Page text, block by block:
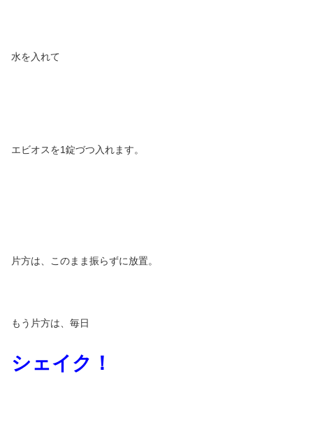
水を入れて
エビオスを1錠づつ入れます。
片方は、このまま振らずに放置。
もう片方は、毎日
シェイク！